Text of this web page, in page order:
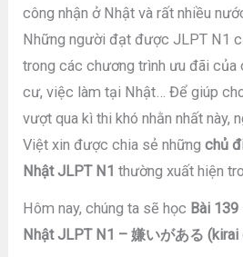
công nhận ở Nhật và rất nhiều
Những người đạt được JLPT N1
trong các chương trình ưu đãi của
cư, việc làm tại Nhật… Để giúp
vượt qua kì thi khó nhằn nhất này,
Việt xin được chia sẻ nhữngchủ
Nhật JLPT N1 thường xuất hiện
Hôm nay, chúng ta sẽ học Bài
Nhật JLPT N1 – 嫌いがある (kirai